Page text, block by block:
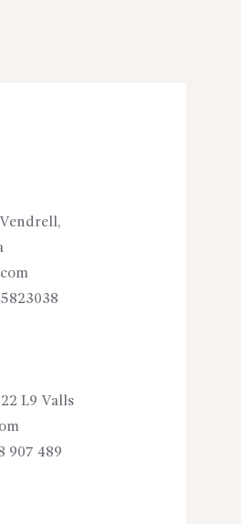
L9 Valls
907 489